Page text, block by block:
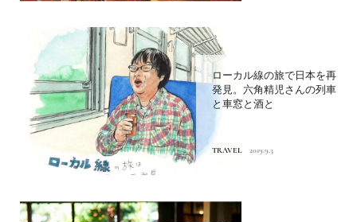
ローカル線の旅で日本を再
発見。六角精児さんの列車
と車窓と酒と
TRAVEL 2019.9.3